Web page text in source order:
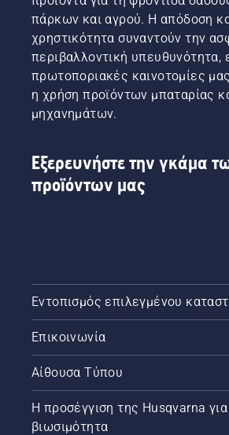
βίντεο
μάθετε
πώς να
ακονίζετε
και να
συντηρείτε
πάρκων και αγρού. Η απόδοση
χρηστικότητα συναντούν την
περιβαλλοντική υπευθυνότητα,
πρωτοποριακές καινοτομίες
η χρήση προϊόντων μπαταρίας
μηχανημάτων.
Εξερευνήστε την γκάμα
προϊόντων μας
Εντοπισμός επιλεγμένου
Επικοινωνία
Αίθουσα Τύπου
Η προσέγγιση της Husqvarna
βιωσιμότητα